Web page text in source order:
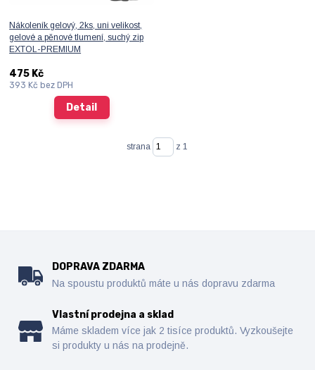
Nákoleník gelový, 2ks, uni velikost,
gelové a pěnové tlumení, suchý zip
EXTOL-PREMIUM
475 Kč
393 Kč bez DPH
Detail
strana z 1
DOPRAVA ZDARMA
Na spoustu produktů máte u nás dopravu zdarma
Vlastní prodejna a sklad
Máme skladem více jak 2 tisíce produktů. Vyzkoušejte
si produkty u nás na prodejně.